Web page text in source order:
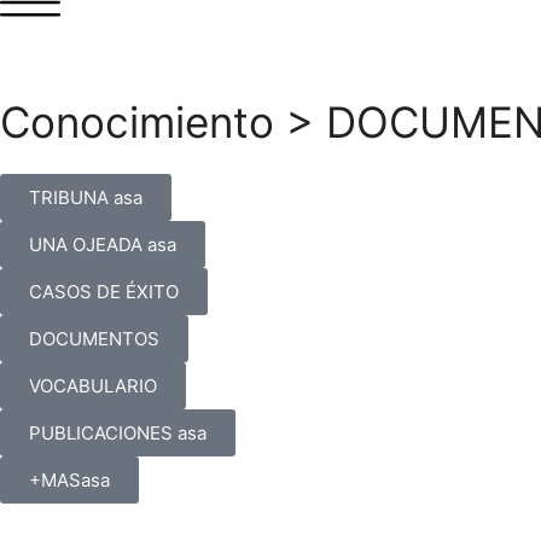
Conocimiento >
TRIBUNA asa
UNA OJEADA asa
CASOS DE ÉXITO
DOCUMENTOS
VOCABULARIO
PUBLICACIONES asa
+MASasa